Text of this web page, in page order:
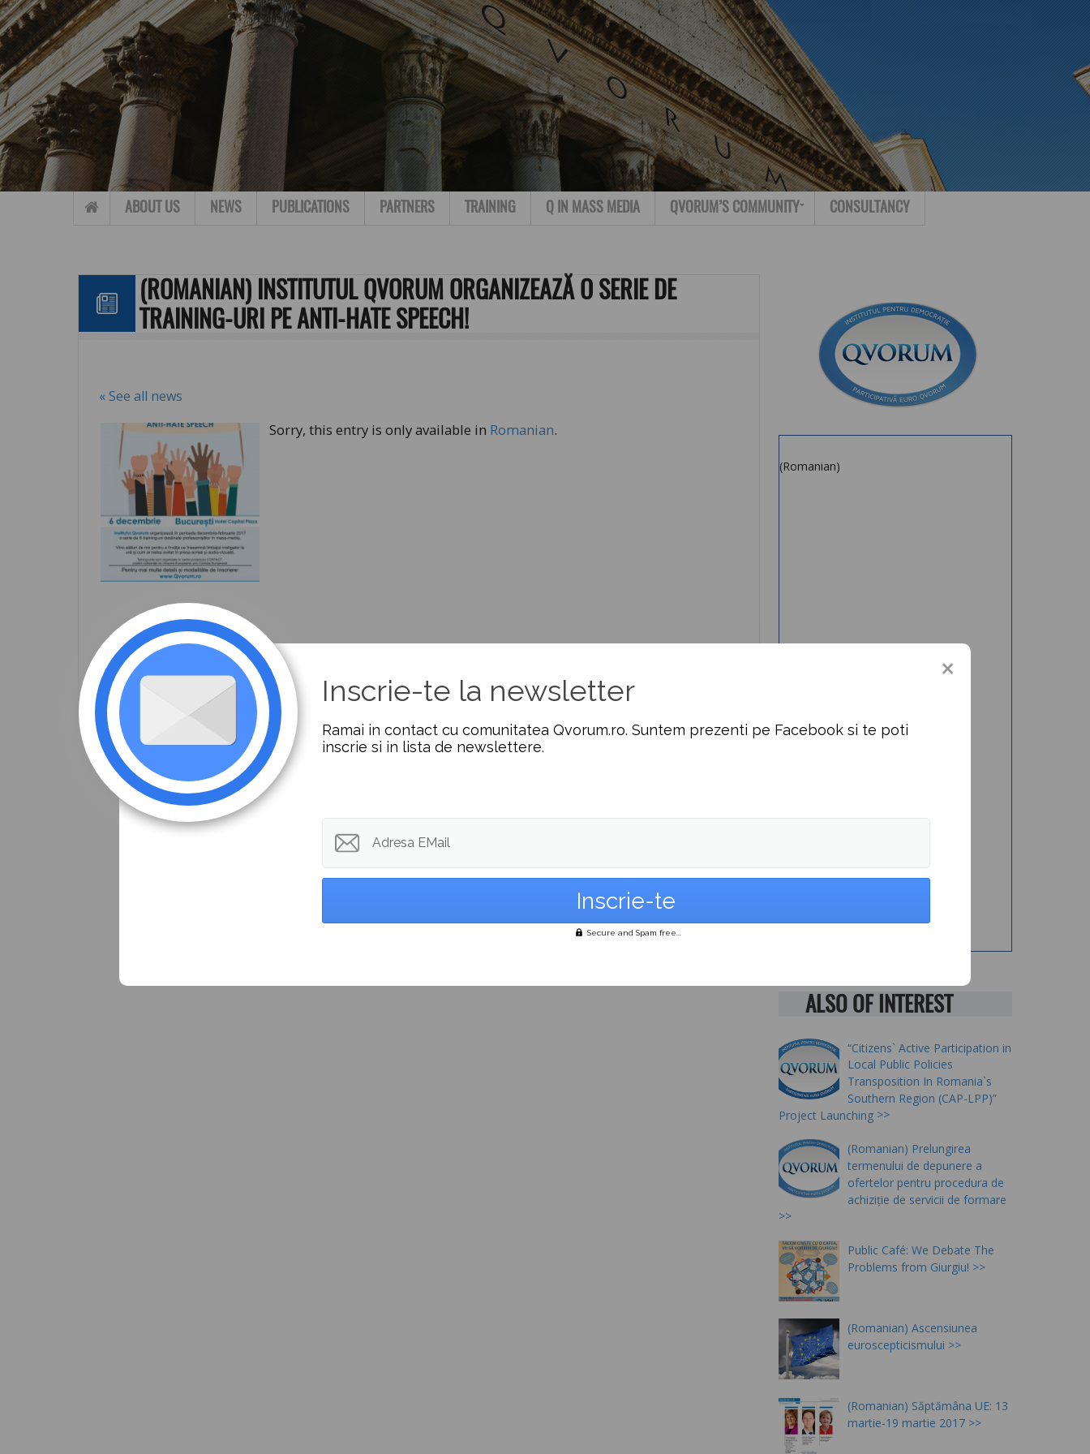
Skip to content
ABOUT US NEWS PUBLICATIONS PARTNERS TRAINING Q IN MASS MEDIA QVORUM’S COMMUNITY CONSULTANCY
(ROMANIAN) INSTITUTUL QVORUM ORGANIZEAZĂ O SERIE DE
TRAINING-URI PE ANTI-HATE SPEECH!
« See all news
Sorry, this entry is only available in Romanian.
←(Romanian) Summit-ul de la Riga: Cooperarea se
realizează și înspre Est
(Romanian) Săptămâna UE: 17 aprilie-23 aprilie 2017→
(Romanian)
ALSO OF INTEREST
“Citizens` Active Participation in
Local Public Policies
Transposition In Romania`s
Southern Region (CAP-LPP)”
Project Launching
(Romanian) Prelungirea
termenului de depunere a
ofertelor pentru procedura de
achiziție de servicii de formare
Public Café: We Debate The
Problems from Giurgiu!
(Romanian) Ascensiunea
euroscepticismului
(Romanian) Săptămâna UE: 13
martie-19 martie 2017
Inscrie-te la newsletter
Ramai in contact cu comunitatea Qvorum.ro. Suntem prezenti pe Facebook si te poti
inscrie si in lista de newslettere.
Adresa EMail
Secure and Spam free...